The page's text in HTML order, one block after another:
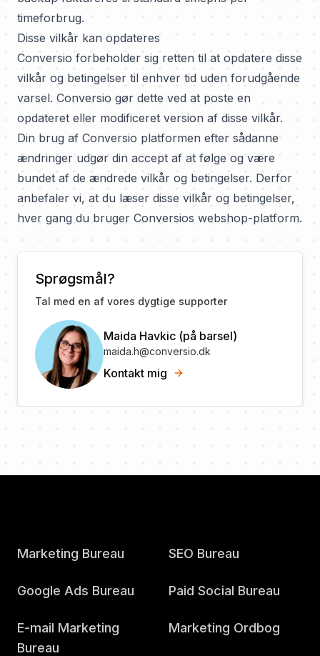
timeforbrug.
Disse vilkår kan opdateres
Conversio forbeholder sig retten til at opdatere disse
vilkår og betingelser til enhver tid uden forudgående
varsel. Conversio gør dette ved at poste en
opdateret eller modificeret version af disse vilkår.
Din brug af Conversio platformen efter sådanne
ændringer udgør din accept af at følge og være
bundet af de ændrede vilkår og betingelser. Derfor
anbefaler vi, at du læser disse vilkår og betingelser,
hver gang du bruger Conversios webshop-platform.
Sprøgsmål?
Tal med en af vores dygtige supporter
Maida Havkic (på barsel)
maida.h@conversio.dk
Kontakt mig
Marketing Bureau SEO Bureau
Google Ads Bureau Paid Social Bureau
E-mail Marketing
Bureau
Marketing Ordbog